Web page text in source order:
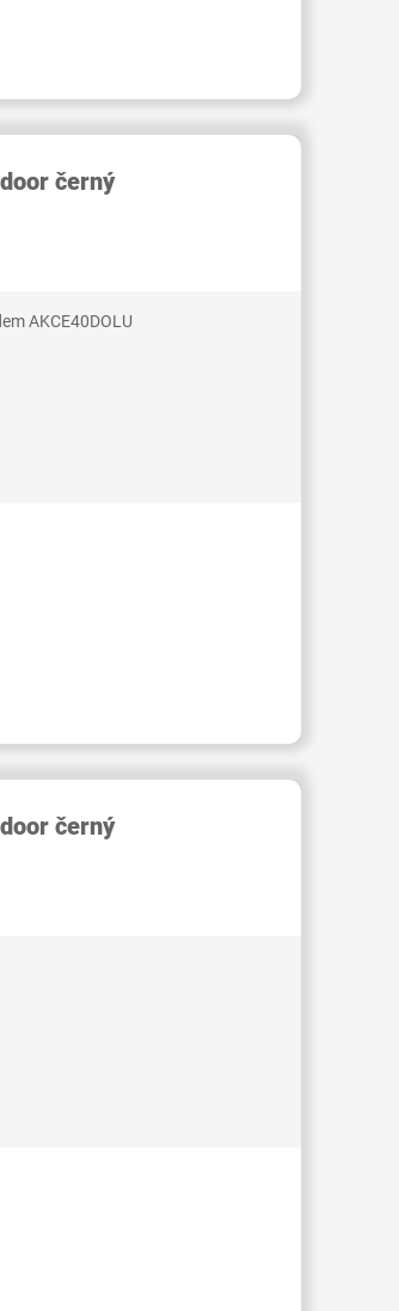
černý
AKCE40DOLU
černý